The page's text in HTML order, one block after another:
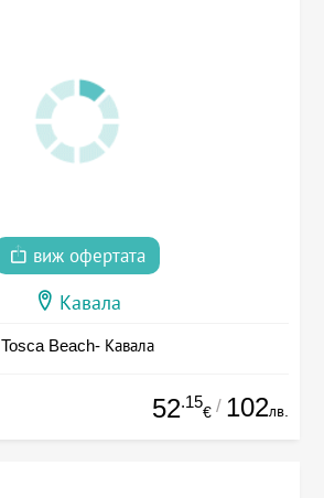
виж офертата
Кавала
Tosca Beach- Кавала
52.15
€ / 102лв.